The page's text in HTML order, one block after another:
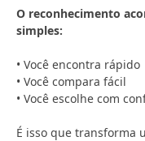
O reconhecimento
simples:
• Você encontra rápido
• Você compara fácil
• Você escolhe com
É isso que transforma